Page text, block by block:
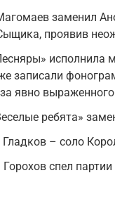
заменил
проявив
исполнила
записали
явно
ребята»
Гладков – соло
спел